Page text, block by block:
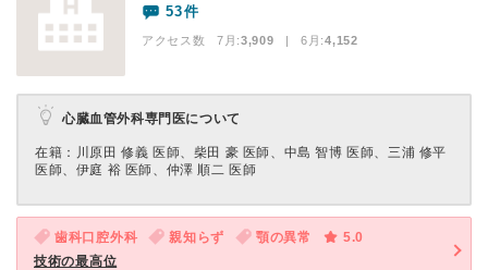
53件
アクセス数 7月:3,909 | 6月:4,152
心臓血管外科専門医について
在籍：川原田 修義 医師、柴田 豪 医師、中島 智博 医師、三浦 修平
医師、伊庭 裕 医師、仲澤 順二 医師
歯科口腔外科 親知らず 顎の異常
5.0
技術の最高位